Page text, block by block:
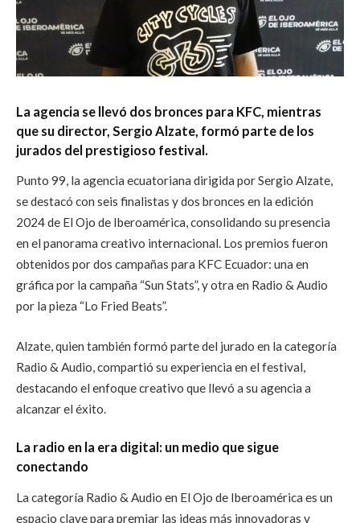
La agencia se llevó dos bronces para KFC, mientras
que su director, Sergio Alzate, formó parte de los
jurados del prestigioso festival.
Punto 99, la agencia ecuatoriana dirigida por Sergio Alzate,
se destacó con seis finalistas y dos bronces en la edición
2024 de El Ojo de Iberoamérica, consolidando su presencia
en el panorama creativo internacional. Los premios fueron
obtenidos por dos campañas para KFC Ecuador: una en
gráfica por la campaña “Sun Stats”, y otra en Radio & Audio
por la pieza “Lo Fried Beats”.
Alzate, quien también formó parte del jurado en la categoría
Radio & Audio, compartió su experiencia en el festival,
destacando el enfoque creativo que llevó a su agencia a
alcanzar el éxito.
La radio en la era digital: un medio que sigue
conectando
La categoría Radio & Audio en El Ojo de Iberoamérica es un
espacio clave para premiar las ideas más innovadoras y